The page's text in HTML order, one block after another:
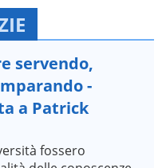
servendo,
-
a Patrick
fossero